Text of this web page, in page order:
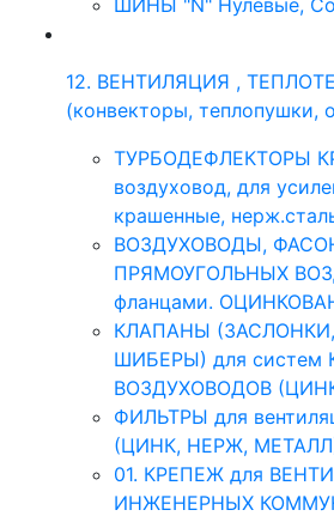
ШИНЫ "N" Нулевые,
12. ВЕНТИЛЯЦИЯ ,
(конвекторы, теплопушки,
ТУРБОДЕФЛЕКТОРЫ
воздуховод, для
крашенные,
ВОЗДУХОВОДЫ,
ПРЯМОУГОЛЬНЫХ
фланцами.
КЛАПАНЫ
ШИБЕРЫ) для систем
ВОЗДУХОВОДОВ
ФИЛЬТРЫ для
(ЦИНК, НЕРЖ,
01. КРЕПЕЖ для
ИНЖЕНЕРНЫХ